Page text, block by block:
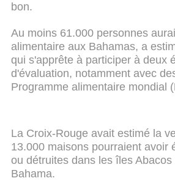
bon.
Au moins 61.000 personnes
alimentaire aux Bahamas, a
qui s'apprête à participer à deux
d'évaluation, notamment avec
Programme alimentaire mondial
La Croix-Rouge avait estimé la
13.000 maisons pourraient avoir
ou détruites dans les îles Abacos
Bahama.